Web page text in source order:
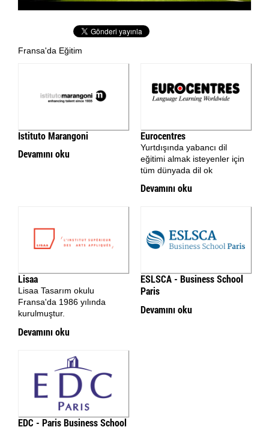
Burs Yarışmaları
İtalyan Üniversitelerine Hazırlık
Dil Okulları
Yaz Okulu
Fransa'da Eğitim
Istituto Marangoni
Devamını oku
Eurocentres
Yurtdışında yabancı dil
eğitimi almak isteyenler için
tüm dünyada dil ok
Devamını oku
Lisaa
Lisaa Tasarım okulu
Fransa'da 1986 yılında
kurulmuştur.
Devamını oku
ESLSCA - Business School
Paris
Devamını oku
EDC - Paris Business School